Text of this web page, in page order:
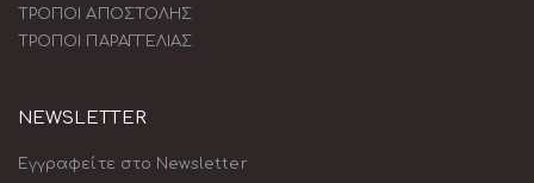
ΤΡΟΠΟΙ ΑΠΟΣΤΟΛΗΣ
ΤΡΟΠΟΙ ΠΑΡΑΓΓΕΛΙΑΣ
NEWSLETTER
Εγγραφείτε στο Newsletter